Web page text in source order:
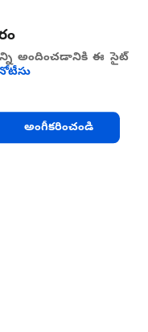
అందించడానికి ఈ సైట్
అంగీకరించండి